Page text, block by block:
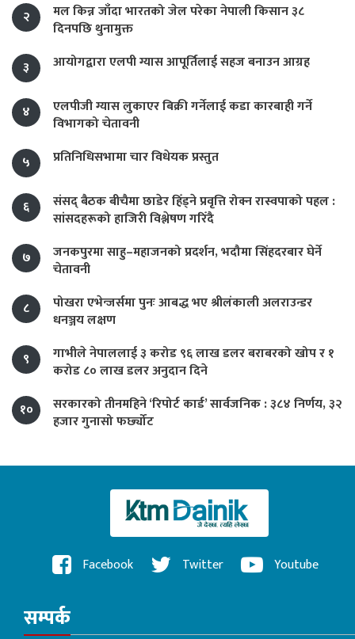
२
मल किन्न जाँदा भारतको जेल परेका नेपाली किसान ३८
दिनपछि थुनामुक्त
३
आयोगद्वारा एलपी ग्यास आपूर्तिलाई सहज बनाउन आग्रह
४
एलपीजी ग्यास लुकाएर बिक्री गर्नेलाई कडा कारबाही गर्ने
विभागको चेतावनी
५
प्रतिनिधिसभामा चार विधेयक प्रस्तुत
६
संसद् बैठक बीचैमा छाडेर हिँड्ने प्रवृत्ति रोक्न रास्वपाको पहल :
सांसदहरूको हाजिरी विश्लेषण गरिँदै
७
जनकपुरमा साहु–महाजनको प्रदर्शन, भदौमा सिंहदरबार घेर्ने
चेतावनी
८
पोखरा एभेन्जर्समा पुनः आबद्ध भए श्रीलंकाली अलराउन्डर
धनञ्जय लक्षण
९
गाभीले नेपाललाई ३ करोड ९६ लाख डलर बराबरको खोप र १
करोड ८० लाख डलर अनुदान दिने
१०
सरकारको तीनमहिने ‘रिपोर्ट कार्ड’ सार्वजनिक : ३८४ निर्णय, ३२
हजार गुनासो फर्छ्योट
Facebook Twitter Youtube
सम्पर्क